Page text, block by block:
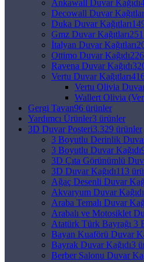
Pizza Duvar Kağıdı
Yiyecek ve İçecek Duvar
Fitness Salonu Duvar Kağıdı
SANAT & TASARIM
Sanat Duvar Kağıdı
Geometrik Desenli Duvar
Müzik Duvar Kağıdı
Bayrak Duvar Kağıdı
Osmanlı Duvar Kağıdı
Graffiti Duvar Kağıdı
ÖZEL TEMALAR
Ankawall Duvar Kağıdı
Decowall Duvar
Duka Duvar Kağıtları
Gmz Duvar Kağıtları
İtalyan Duvar Kağıtları
Ottimo Duvar Kağıdı
Ravena Duvar Kağıdı
Vertu Duvar Kağıtları
Vertu Olivia Duvar
Wallert Olivia
Gergi Tavan96 ürünler
Yardımcı Ürünler3 ürünler
3D Duvar Posteri3.329 ürünler
3 Boyutlu Derinlik Duvar
3 Boyutlu Duvar Kağıdı
3D Çıta Görünümlü
3D Duvar Kağıdı113
Ağaç Desenli Duvar
Akvaryum Duvar Kağıdı
Araba Temalı Duvar
Arabalı ve Motosiklet
Atatürk Türk Bayrağı 3
Bayan Kuaförü Duvar
Bayrak Duvar Kağıdı3
Berber Salonu Duvar